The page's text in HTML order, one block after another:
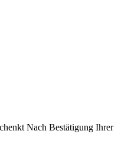
Nach Bestätigung Ihrer